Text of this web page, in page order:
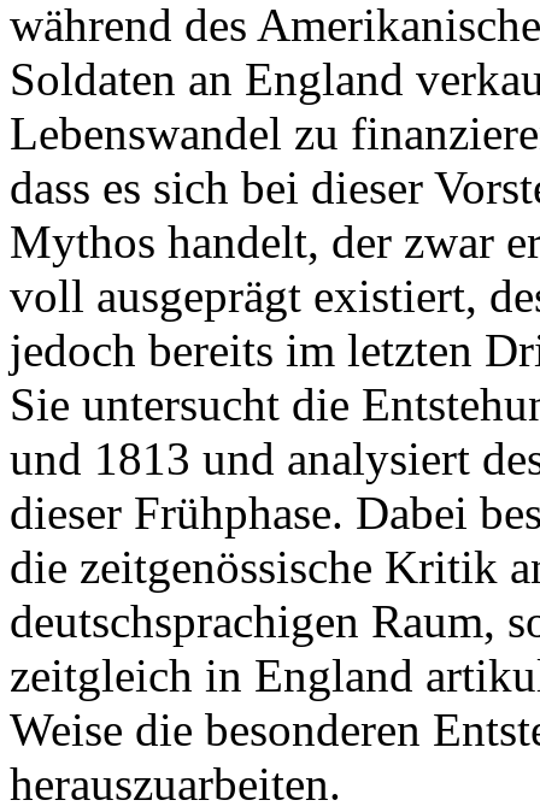
während des
Soldaten an England
Lebenswandel zu
dass es sich bei dieser
Mythos handelt, der zwar
voll ausgeprägt existiert,
jedoch bereits im letzten
Sie untersucht die
und 1813 und analysiert
dieser Frühphase. Dabei
die zeitgenössische Kritik
deutschsprachigen Raum,
zeitgleich in England
Weise die besonderen
herauszuarbeiten.